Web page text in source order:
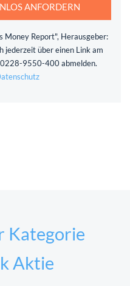
ANFORDERN
Report", Herausgeber:
jederzeit über einen Link am
9550-400 abmelden.
Kategorie
Aktie